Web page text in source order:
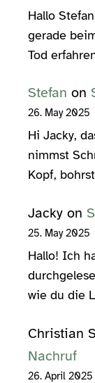
Hallo
gerade
Tod
Stefan on
26. May 2025
Hi Jacky,
nimmst
Kopf,
Jacky on
25. May 2025
Hallo! Ich
wie du die
Christian
Nachruf
26. April 2025